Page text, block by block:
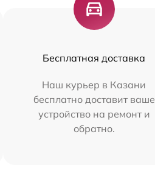
Бесплатная доставка
Наш курьер в Казани
бесплатно доставит ваше
устройство на ремонт и
обратно.